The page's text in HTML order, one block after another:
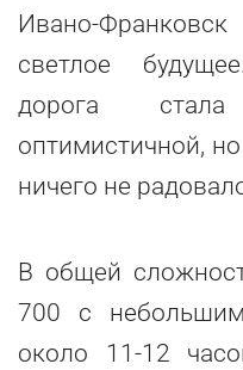
Ивано-
светлое
дорога
оптимистичной,
ничего не
В общей
700 с
около 11-12